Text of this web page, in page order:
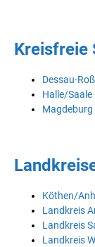
Kreisfreie
Dessau-
Halle/Saale
Magdeburg
Köthen/
Landkreis
Landkreis
Landkreis